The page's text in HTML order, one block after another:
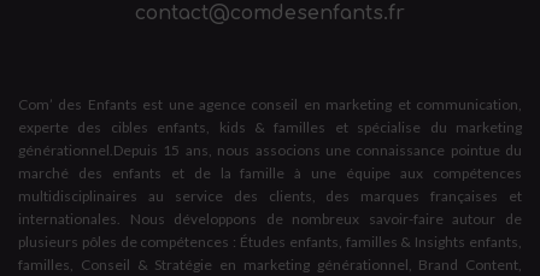
contact@comdesenfants.fr
Com’ des Enfants est une agence conseil en marketing et communication,
experte des cibles enfants, kids & familles et spécialise du marketing
générationnel.Depuis 15 ans, nous associons une connaissance pointue du
marché des enfants et de la famille à une équipe aux compétences
multidisciplinaires au service des clients, des marques françaises et
internationales. Nous développons de nombreux savoir-faire autour de
plusieurs pôles de compétences : Études enfants, familles & Insights enfants,
familles, Conseil & Stratégie en marketing générationnel, Brand Content,